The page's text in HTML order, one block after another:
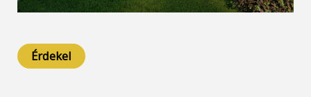
Érdekel